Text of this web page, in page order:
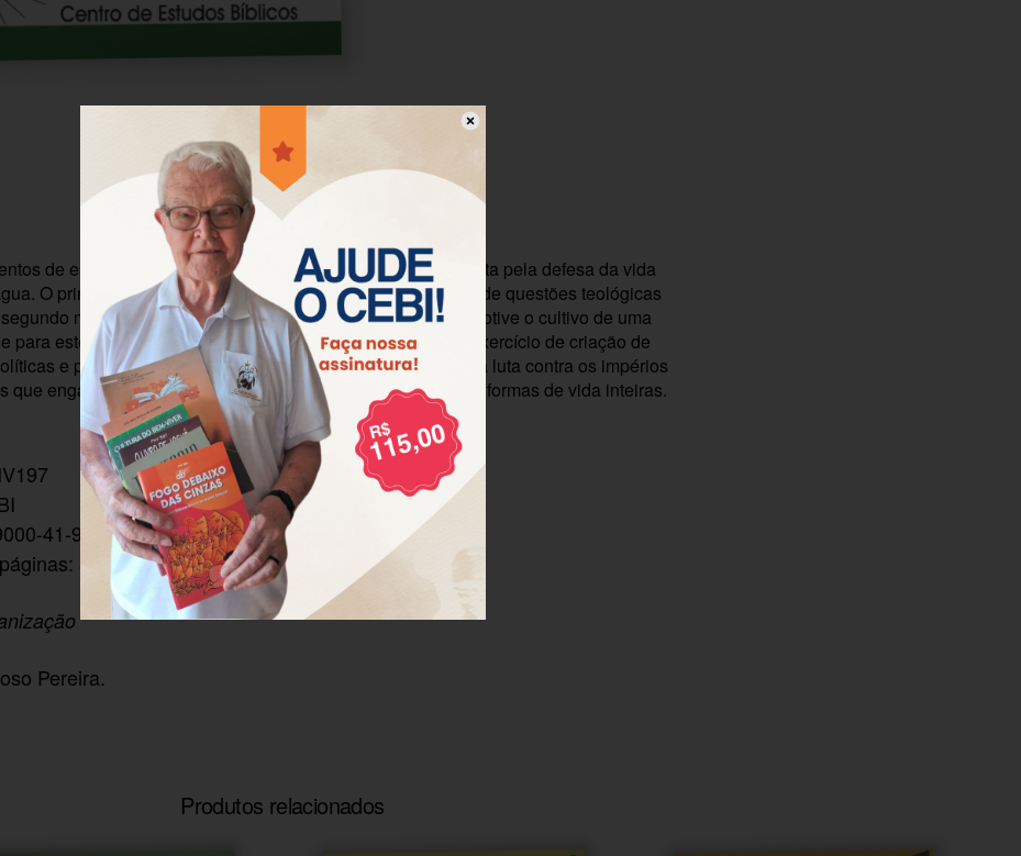
Descrição Informação adicional
de estudo bíblico aqui contidos têm como motivação a luta pela defesa da vida
O primeiro abre um espaço de reflexão estrutural a partir de questões teológicas
momento procura um olhar cultural e religioso que motive o cultivo de uma
para estes tempos de militância. Eles querem ser parte do exercício de criação de
e pastorais para os grandes desafios do novo século: a luta contra os impérios
que engarrafam as águas, privatizam os rios e querem secar formas de vida inteiras.
41-9
32
Pereira.
Produtos relacionados